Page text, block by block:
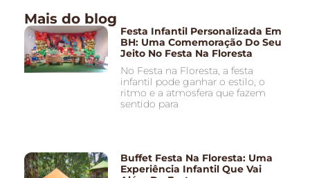
Mais do blog
Festa Infantil Personalizada Em
BH: Uma Comemoração Do Seu
Jeito No Festa Na Floresta
No Festa na Floresta, a festa
infantil pode ganhar o estilo, o
ritmo e a atmosfera que fazem
sentido para
Buffet Festa Na Floresta: Uma
Experiência Infantil Que Vai